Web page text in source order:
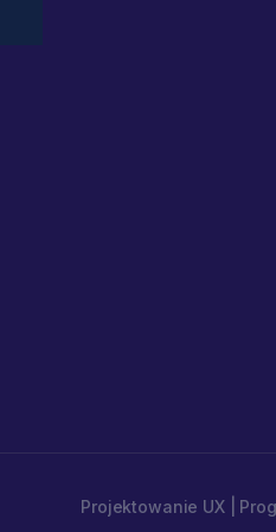
Projektowanie UX |